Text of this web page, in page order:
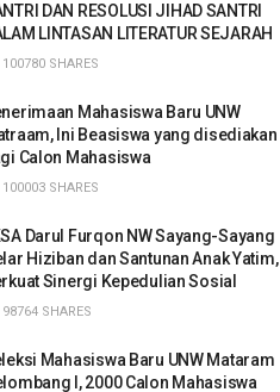
DAN RESOLUSI JIHAD SANTRI
LINTASAN LITERATUR SEJARAH
100780 SHARES
Mahasiswa Baru UNW
Ini Beasiswa yang disediakan
Calon Mahasiswa
100003 SHARES
Darul Furqon NW Sayang-Sayang
Hiziban dan Santunan Anak Yatim,
Sinergi Kepedulian Sosial
98764 SHARES
Mahasiswa Baru UNW Mataram
I, 2000 Calon Mahasiswa